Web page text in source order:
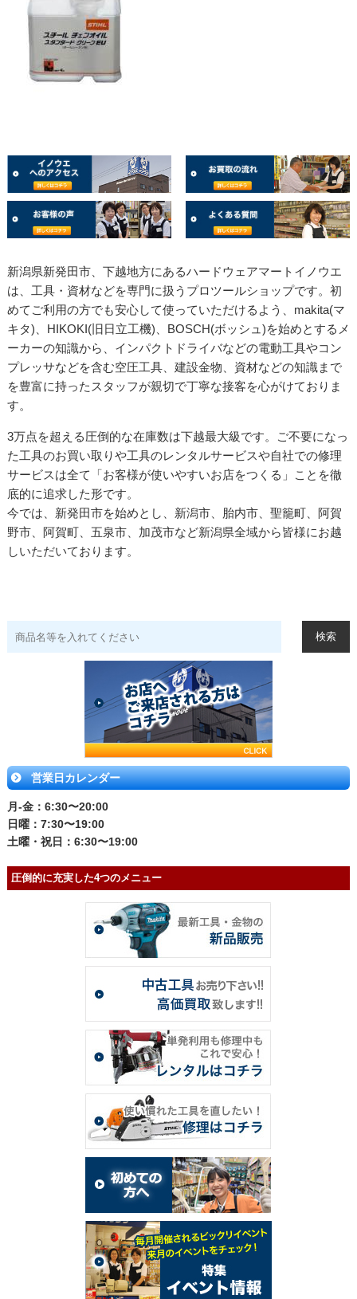
新潟県新発田市、下越地方にあるハードウェアマートイノウエ
は、工具・資材などを専門に扱うプロツールショップです。初
めてご利用の方でも安心して使っていただけるよう、makita(マ
キタ)、HIKOKI(旧日立工機)、BOSCH(ボッシュ)を始めとするメ
ーカーの知識から、インパクトドライバなどの電動工具やコン
プレッサなどを含む空圧工具、建設金物、資材などの知識まで
を豊富に持ったスタッフが親切で丁寧な接客を心がけておりま
す。
3万点を超える圧倒的な在庫数は下越最大級です。ご不要になっ
た工具のお買い取りや工具のレンタルサービスや自社での修理
サービスは全て「お客様が使いやすいお店をつくる」ことを徹
底的に追求した形です。
今では、新発田市を始めとし、新潟市、胎内市、聖籠町、阿賀
野市、阿賀町、五泉市、加茂市など新潟県全域から皆様にお越
しいただいております。
営業日カレンダー
月-金：6:30〜20:00
日曜：7:30〜19:00
土曜・祝日：6:30〜19:00
圧倒的に充実した4つのメニュー